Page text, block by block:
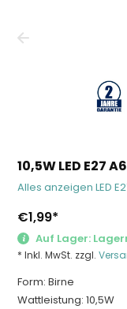
10,5W LED E27
Alles anzeigen LED
€1,99*
Auf Lager:
* Inkl. MwSt. zzgl.
Form: Birne
Wattleistung: 10,5W